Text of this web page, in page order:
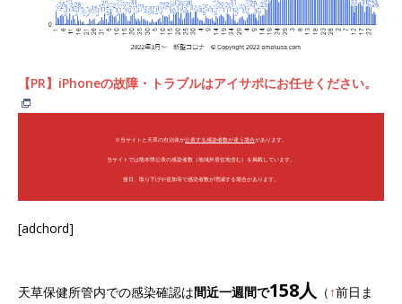
【PR】iPhoneの故障・トラブルはアイサポにお任せください。
※当サイトと天草の自治体が公表する感染者数が違う場合があります。
当サイトでは熊本県公表の感染者数（地域外居住地含む）を掲載しています。
後日、取り下げや追加等で感染者数が増減する場合があります。
[adchord]
天草保健所管内での感染確認は間近一週間で158人 （ ↑前日ま